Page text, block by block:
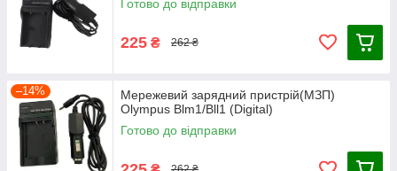
Готово до відправки
225 ₴ 262 ₴
–14%
Мережевий зарядний пристрій(МЗП)
Olympus Blm1/Bll1 (Digital)
Готово до відправки